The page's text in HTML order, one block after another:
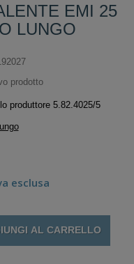
EMI 25
LUNGO
prodotto
produttore 5.82.4025/5
esclusa
AL CARRELLO